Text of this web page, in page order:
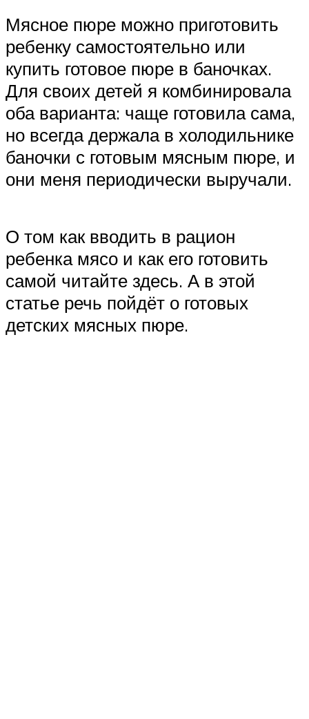
Мясное пюре можно приготовить
ребенку самостоятельно или
купить готовое пюре в баночках.
Для своих детей я комбинировала
оба варианта: чаще готовила сама,
но всегда держала в холодильнике
баночки с готовым мясным пюре, и
они меня периодически выручали.
О том как вводить в рацион
ребенка мясо и как его готовить
самой читайте здесь. А в этой
статье речь пойдёт о готовых
детских мясных пюре.